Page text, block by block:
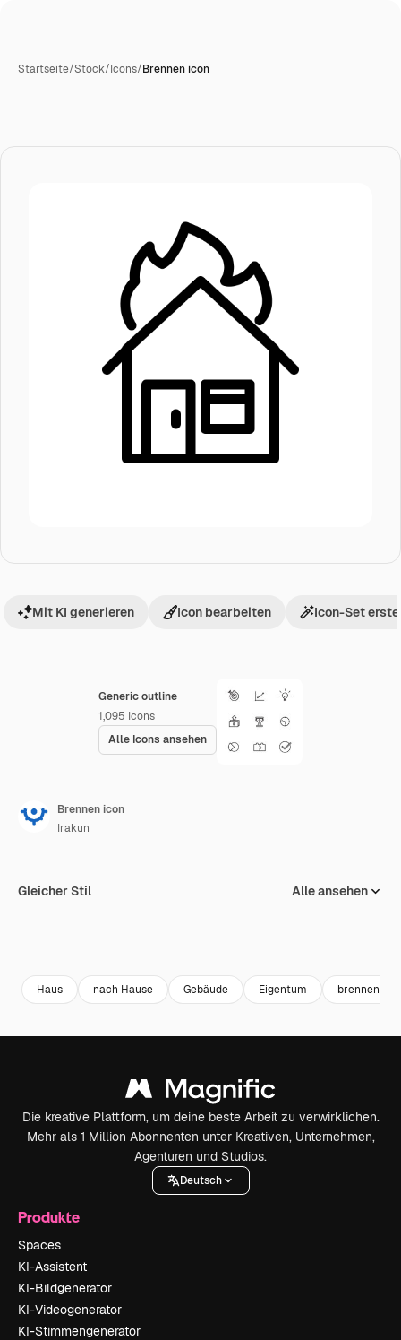
Startseite/Stock/Icons/Brennen icon
Generic outline
1,095 Icons
Alle Icons ansehen
Mit KI generieren Icon bearbeiten Icon-Set
Brennen icon
Irakun
Gleicher Stil Alle ansehen
Haus nach Hause Gebäude Eigentum brennen
Die kreative Plattform, um deine beste Arbeit zu verwirklichen.
Mehr als 1 Million Abonnenten unter Kreativen, Unternehmen,
Agenturen und Studios.
Deutsch
Produkte
Spaces
KI-Assistent
KI-Bildgenerator
KI-Videogenerator
KI-Stimmengenerator